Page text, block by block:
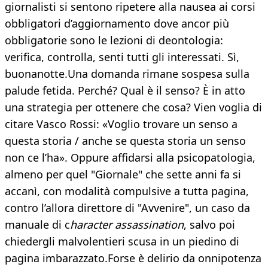
giornalisti si sentono ripetere alla nausea ai corsi
obbligatori d’aggiornamento dove ancor più
obbligatorie sono le lezioni di deontologia:
verifica, controlla, senti tutti gli interessati. Sì,
buonanotte.Una domanda rimane sospesa sulla
palude fetida. Perché? Qual è il senso? È in atto
una strategia per ottenere che cosa? Vien voglia di
citare Vasco Rossi: «Voglio trovare un senso a
questa storia / anche se questa storia un senso
non ce l’ha». Oppure affidarsi alla psicopatologia,
almeno per quel "Giornale" che sette anni fa si
accanì, con modalità compulsive a tutta pagina,
contro l’allora direttore di "Avvenire", un caso da
manuale di character assassination, salvo poi
chiedergli malvolentieri scusa in un piedino di
pagina imbarazzato.Forse è delirio da onnipotenza